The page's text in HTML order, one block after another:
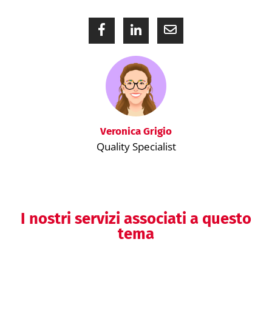
Veronica Grigio
Quality Specialist
I nostri servizi associati a questo
tema